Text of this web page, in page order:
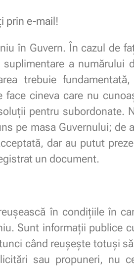
prin e-mail!
în Guvern. În cazul de
a numărului
trebuie
cineva care nu
pentru subordonate.
pe masa Guvernului; de
dar au putut
un document.
în condițiile în
Sunt informații publice
când reușește totuși
sau propuneri, nu